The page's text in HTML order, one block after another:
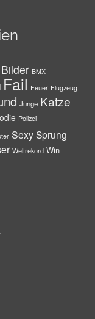
Bilder BMX
Fail Feuer Flugzeug
Junge Katze
Polizei
SexySprung
Weltrekord Win